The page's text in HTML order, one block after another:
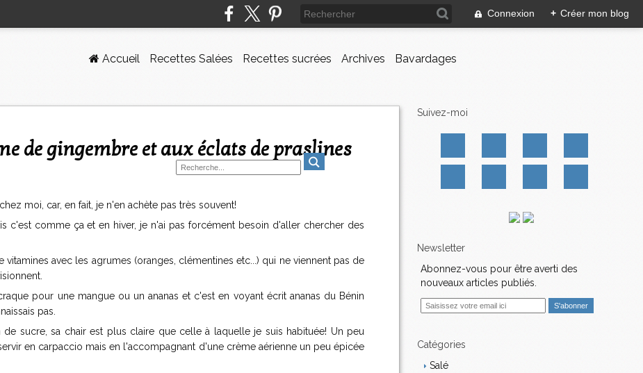
Connexion + Créer mon blog
Accueil Recettes Salées Recettes sucrées Archives Bavardages
de gingembre et aux éclats de praslines
moi, car, en fait, je n'en achète pas très souvent!
c'est comme ça et en hiver, je n'ai pas forcément besoin d'aller chercher des
avec les agrumes (oranges, clémentines etc...) qui ne viennent pas de
pour une mangue ou un ananas et c'est en voyant écrit ananas du Bénin
pas.
sucre, sa chair est plus claire que celle à laquelle je suis habituée! Un peu
en carpaccio mais en l'accompagnant d'une crème aérienne un peu épicée
Suivez-moi
Newsletter
Abonnez-vous pour être averti des
nouveaux articles publiés.
i Catégories
Salé